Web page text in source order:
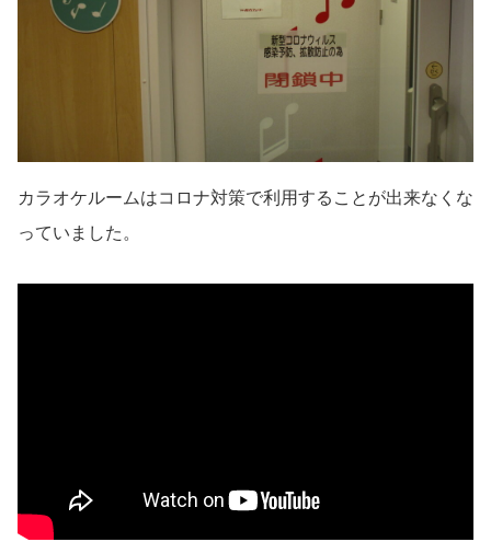
カラオケルームはコロナ対策で利用することが出来なくな
っていました。